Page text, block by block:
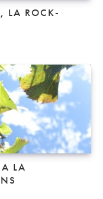
LA ROCK-
LA